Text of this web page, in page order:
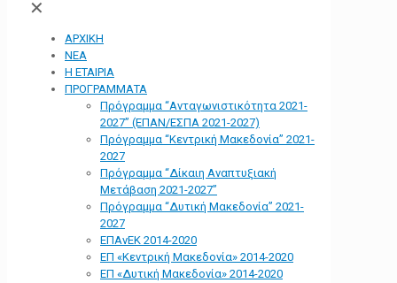
✕
ΑΡΧΙΚΗ
ΝΕΑ
Η ΕΤΑΙΡΙΑ
ΠΡΟΓΡΑΜΜΑΤΑ
Πρόγραμμα “Ανταγωνιστικότητα 2021-
2027” (ΕΠΑΝ/ΕΣΠΑ 2021-2027)
Πρόγραμμα “Κεντρική Μακεδονία” 2021-
2027
Πρόγραμμα “Δίκαιη Αναπτυξιακή
Μετάβαση 2021-2027”
Πρόγραμμα “Δυτική Μακεδονία” 2021-
2027
ΕΠΑνΕΚ 2014-2020
ΕΠ «Kεντρική Μακεδονία» 2014-2020
ΕΠ «Δυτική Μακεδονία» 2014-2020